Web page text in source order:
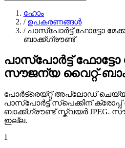
ഹോം
/ ഉപകരണങ്ങൾ
/ പാസ്പോർട്ട് ഫോട്ടോ
ബാക്ക്ഗ്രൗണ്ട്
പാസ്പോർട്ട് ഫോട്ടോ
സൗജന്യ വൈറ്റ്-
പോർട്രെയ്റ്റ് അപ്‌ലോഡ് ചെയ്യൂ,
പാസ്പോർട്ട് സ്പെക്കിന് ക്രോപ്പ്
ബാക്ക്ഗ്രൗണ്ട് സ്ക്വയർ
ഇല്ല.
1